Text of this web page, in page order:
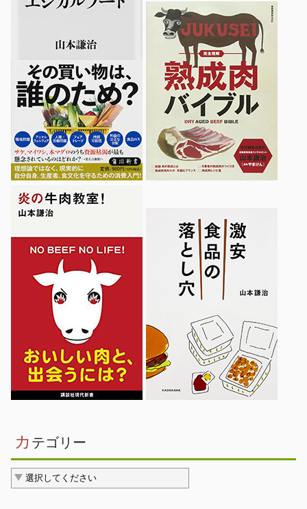
カ テゴリー